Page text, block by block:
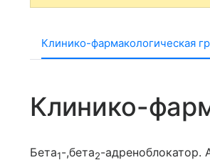
Клинико-фармакологическая
Клинико-
Бета1-,бета2-адреноблокатор.